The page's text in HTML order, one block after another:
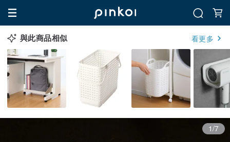
與此商品相似 看更多
1/7